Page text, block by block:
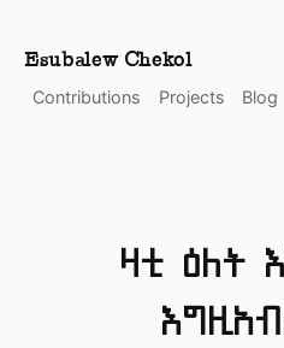
Esubalew Chekol
Contributions
Projects Blog
ዛቲ ዕለት